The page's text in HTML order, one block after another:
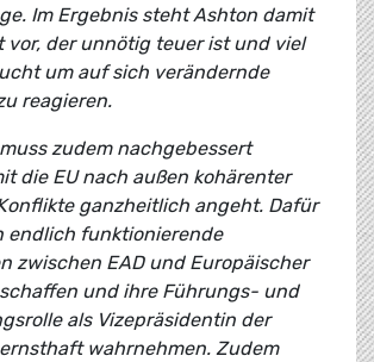
Im Ergebnis steht Ashton damit
vor, der unnötig teuer ist und viel
um auf sich verändernde
reagieren.
zudem nachgebessert
die EU nach außen kohärenter
ganzheitlich angeht. Dafür
endlich funktionierende
zwischen EAD und Europäischer
und ihre Führungs- und
als Vizepräsidentin der
wahrnehmen. Zudem